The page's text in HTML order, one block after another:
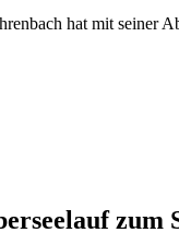
hat mit seiner
zum